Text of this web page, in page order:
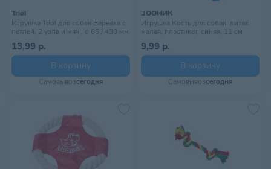
Triol
Игрушка Triol для собак Верёвка с
петлей, 2 узла и мяч , d 65 / 430 мм
13,99 р.
В корзину
Самовывозсегодня
ЗООНИК
Игрушка Кость для собак, литая
малая, пластикат, синяя, 11 см
9,99 р.
В корзину
Самовывозсегодня